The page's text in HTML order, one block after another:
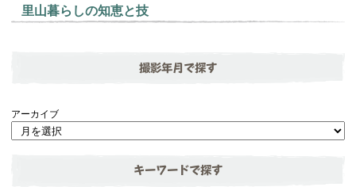
里山暮らしの知恵と技
撮影年月で探す
アーカイブ
キーワードで探す